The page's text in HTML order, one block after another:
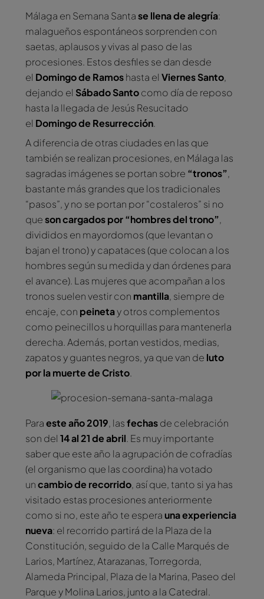
Málaga en Semana Santase llena de alegría:
malagueños espontáneos sorprenden con
saetas, aplausos y vivas al paso de las
procesiones. Estos desfiles se dan desde
el Domingo de Ramoshasta el Viernes Santo,
dejando el Sábado Santocomo día de reposo
hasta la llegada de Jesús Resucitado
el Domingo de Resurrección.
A diferencia de otras ciudades en las que
también se realizan procesiones, en Málaga las
sagradas imágenes se portan sobre “tronos”,
bastante más grandes que los tradicionales
“pasos”, y no se portan por “costaleros” si no
queson cargados por “hombres del trono”,
divididos en mayordomos (que levantan o
bajan el trono) y capataces (que colocan a los
hombres según su medida y dan órdenes para
el avance). Las mujeres que acompañan a los
tronos suelen vestir con mantilla, siempre de
encaje, con peinetay otros complementos
como peinecillos u horquillas para mantenerla
derecha. Además, portan vestidos, medias,
zapatos y guantes negros, ya que van de luto
por la muerte de Cristo.
Paraeste año 2019, lasfechasde celebración
son del 14 al 21 de abril. Es muy importante
saber que este año la agrupación de cofradías
(el organismo que las coordina) ha votado
uncambio de recorrido, así que, tanto si ya has
visitado estas procesiones anteriormente
como si no, este año te esperauna experiencia
nueva: el recorrido partirá de la Plaza de la
Constitución, seguido de la Calle Marqués de
Larios, Martínez, Atarazanas, Torregorda,
Alameda Principal, Plaza de la Marina, Paseo del
Parque y Molina Larios, junto a la Catedral.